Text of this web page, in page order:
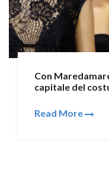
Con
capitale del
Read More